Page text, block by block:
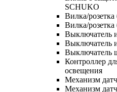
SCHUKO
Вилка/розетка
Вилка/розетка
Выключатель
Выключатель
Выключатель
Контроллер
освещения
Механизм
Механизм